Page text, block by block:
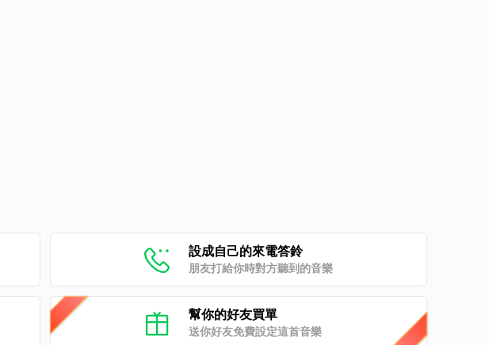
設成自己的來電答鈴
朋友打給你時對方聽到的音樂
幫你的好友買單
送你好友免費設定這首音樂